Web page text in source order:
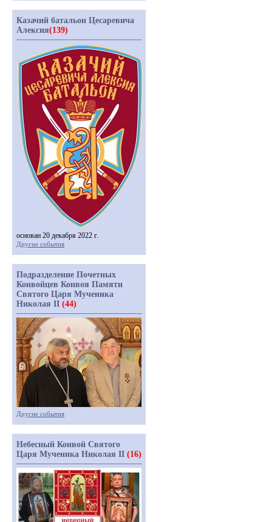
Казачий батальон Цесаревича
Алексия(139)
основан 20 декабря 2022 г.
Другие события
Подразделение Почетных
Конвойцев Конвоя Памяти
Святого Царя Мученика
Николая II (44)
Другие события
Небесный Конвой Святого
Царя Мученика Николая II (16)